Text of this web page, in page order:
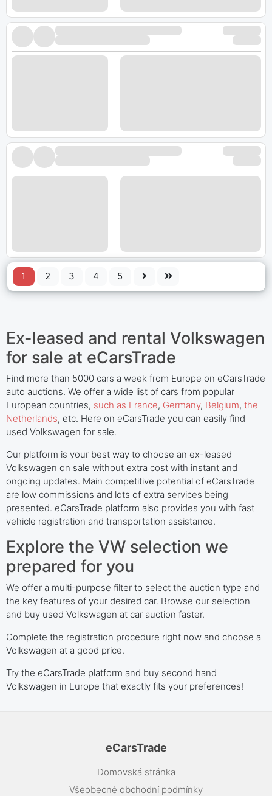
1 2 3 4 5
Ex-leased and rental Volkswagen
for sale at eCarsTrade
Find more than 5000 cars a week from Europe on eCarsTrade
auto auctions. We offer a wide list of cars from popular
European countries, such as France, Germany, Belgium, the
Netherlands, etc. Here on eCarsTrade you can easily find
used Volkswagen for sale.
Our platform is your best way to choose an ex-leased
Volkswagen on sale without extra cost with instant and
ongoing updates. Main competitive potential of eCarsTrade
are low commissions and lots of extra services being
presented. eCarsTrade platform also provides you with fast
vehicle registration and transportation assistance.
Explore the VW selection we
prepared for you
We offer a multi-purpose filter to select the auction type and
the key features of your desired car. Browse our selection
and buy used Volkswagen at car auction faster.
Complete the registration procedure right now and choose a
Volkswagen at a good price.
Try the eCarsTrade platform and buy second hand
Volkswagen in Europe that exactly fits your preferences!
eCarsTrade
Domovská stránka
Všeobecné obchodní podmínky